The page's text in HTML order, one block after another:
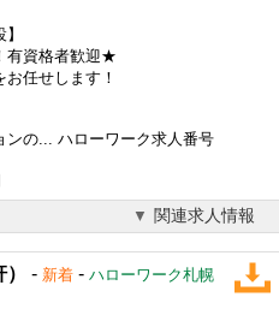
有資格者歓迎★
任せします！
の... ハローワーク求人番号
関連求人情報
- 新着 - ハローワーク札幌